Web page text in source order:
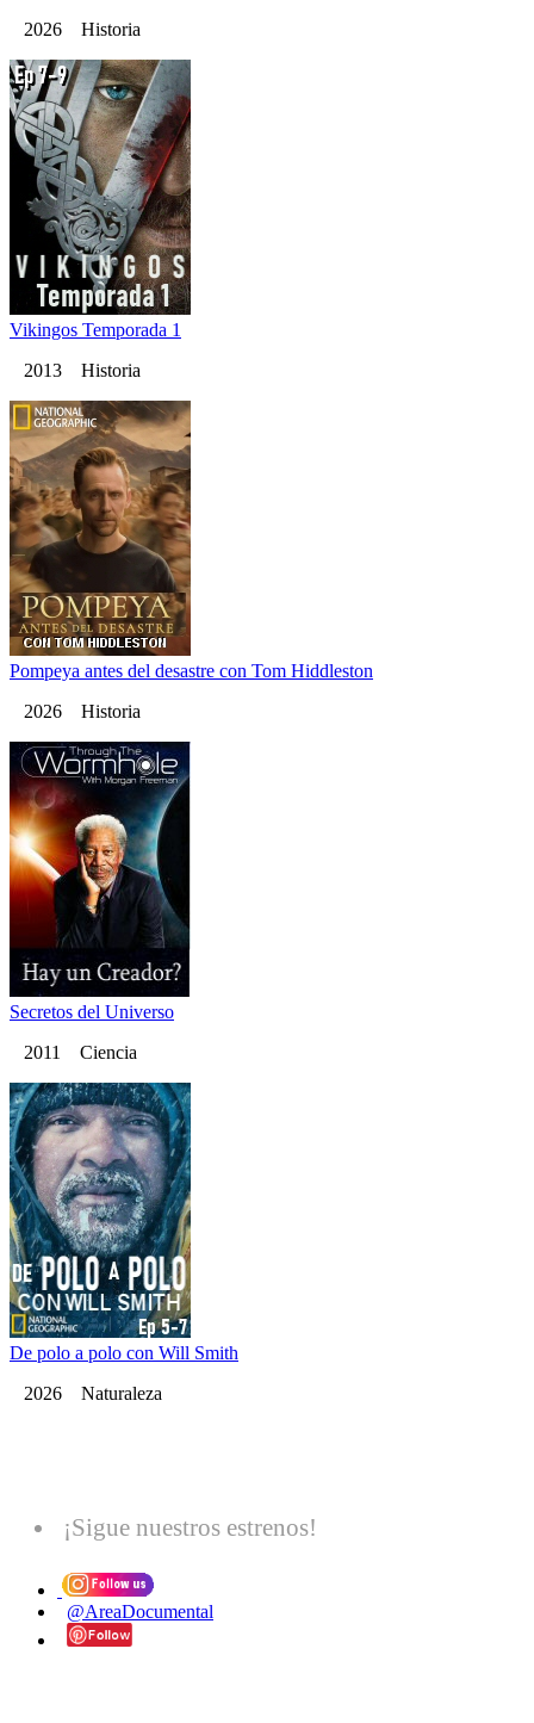
2026 Historia
Vikingos Temporada 1
2013 Historia
Pompeya antes del desastre con Tom Hiddleston
2026 Historia
Secretos del Universo
2011 Ciencia
De polo a polo con Will Smith
2026 Naturaleza
¡Sigue nuestros estrenos!
@AreaDocumental